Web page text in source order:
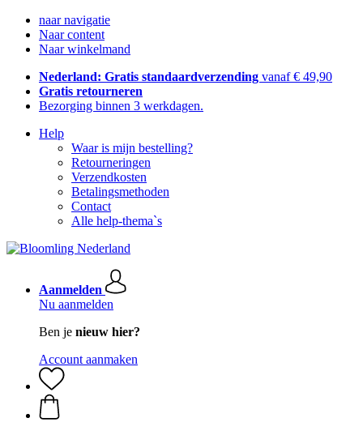
naar navigatie
Naar content
Naar winkelmand
Nederland: Gratis standaardverzending vanaf € 49,90
Gratis retourneren
Bezorging binnen 3 werkdagen.
Help
Waar is mijn bestelling?
Retourneringen
Verzendkosten
Betalingsmethoden
Contact
Alle help-thema`s
Aanmelden
Nu aanmelden
Ben je nieuw hier?
Account aanmaken